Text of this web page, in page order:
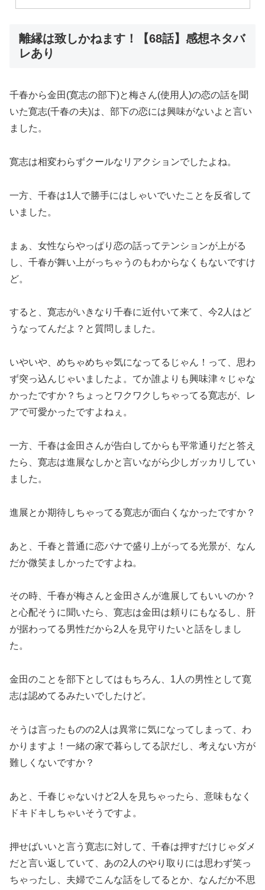
離縁は致しかねます！【68話】感想ネタバ
レあり
千春から金田(寛志の部下)と梅さん(使用人)の恋の話を聞
いた寛志(千春の夫)は、部下の恋には興味がないよと言い
ました。
寛志は相変わらずクールなリアクションでしたよね。
一方、千春は1人で勝手にはしゃいでいたことを反省して
いました。
まぁ、女性ならやっぱり恋の話ってテンションが上がる
し、千春が舞い上がっちゃうのもわからなくもないですけ
ど。
すると、寛志がいきなり千春に近付いて来て、今2人はど
うなってんだよ？と質問しました。
いやいや、めちゃめちゃ気になってるじゃん！って、思わ
ず突っ込んじゃいましたよ。てか誰よりも興味津々じゃな
かったですか？ちょっとワクワクしちゃってる寛志が、レ
アで可愛かったですよねぇ。
一方、千春は金田さんが告白してからも平常通りだと答え
たら、寛志は進展なしかと言いながら少しガッカリしてい
ました。
進展とか期待しちゃってる寛志が面白くなかったですか？
あと、千春と普通に恋バナで盛り上がってる光景が、なん
だか微笑ましかったですよね。
その時、千春が梅さんと金田さんが進展してもいいのか？
と心配そうに聞いたら、寛志は金田は頼りにもなるし、肝
が据わってる男性だから2人を見守りたいと話をしまし
た。
金田のことを部下としてはもちろん、1人の男性として寛
志は認めてるみたいでしたけど。
そうは言ったものの2人は異常に気になってしまって、わ
かりますよ！一緒の家で暮らしてる訳だし、考えない方が
難しくないですか？
あと、千春じゃないけど2人を見ちゃったら、意味もなく
ドキドキしちゃいそうですよ。
押せばいいと言う寛志に対して、千春は押すだけじゃダメ
だと言い返していて、あの2人のやり取りには思わず笑っ
ちゃったし、夫婦でこんな話をしてるとか、なんだか不思